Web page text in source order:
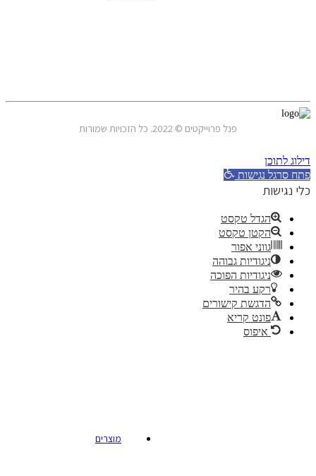
מוצרים
פנל פרוייקטים © 2022. כל הזכויות שמורות
דילוג לתוכן
פתח סרגל נגישות
כלי נגישות
הגדל טקסט
הקטן טקסט
גווני אפור
ניגודיות גבוהה
ניגודיות הפוכה
רקע בהיר
הדגשת קישורים
פונט קריא
איפוס